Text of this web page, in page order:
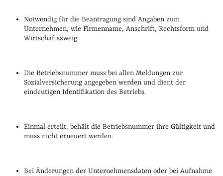
Notwendig für die Beantragung sind Angaben zum
Unternehmen, wie Firmenname, Anschrift, Rechtsform und
Wirtschaftszweig.
Die Betriebsnummer muss bei allen Meldungen zur
Sozialversicherung angegeben werden und dient der
eindeutigen Identifikation des Betriebs.
Einmal erteilt, behält die Betriebsnummer ihre Gültigkeit und
muss nicht erneuert werden.
Bei Änderungen der Unternehmensdaten oder bei Aufnahme